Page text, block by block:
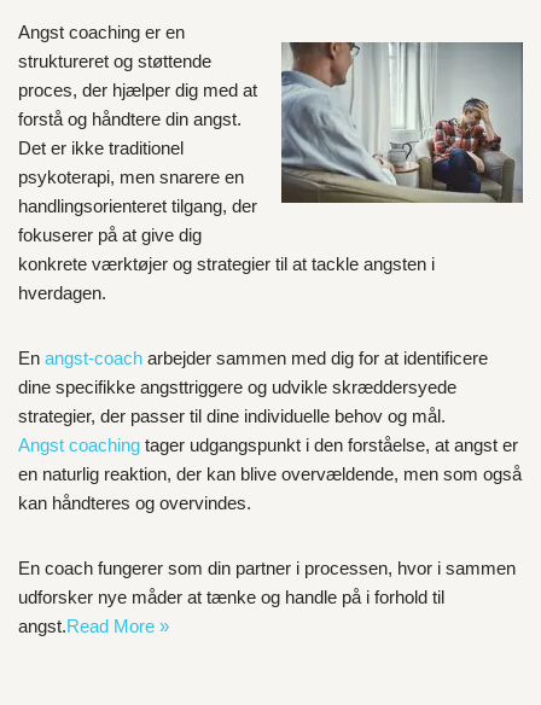
Angst coaching er en
struktureret og støttende
proces, der hjælper dig med at
forstå og håndtere din angst.
Det er ikke traditionel
psykoterapi, men snarere en
handlingsorienteret tilgang, der
fokuserer på at give dig
konkrete værktøjer og strategier til at tackle angsten i
hverdagen.
En angst-coach arbejder sammen med dig for at identificere
dine specifikke angsttriggere og udvikle skræddersyede
strategier, der passer til dine individuelle behov og mål.
Angst coaching tager udgangspunkt i den forståelse, at angst er
en naturlig reaktion, der kan blive overvældende, men som også
kan håndteres og overvindes.
En coach fungerer som din partner i processen, hvor i sammen
udforsker nye måder at tænke og handle på i forhold til
angst.Read More »